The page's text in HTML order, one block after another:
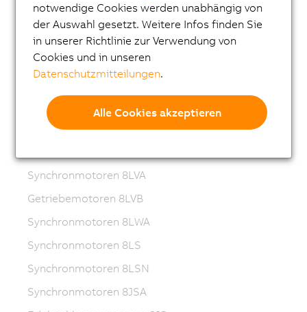
ACOPOSmotor
Frequenzumrichter (VFD)
Synchronmotoren 8LS-4
Synchronmotoren 8MS-4
ACOPOSmotor Compact
Servomotoren 8WSA
Synchronmotoren 8LVA
Getriebemotoren 8LVB
Synchronmotoren 8LWA
Synchronmotoren 8LS
Synchronmotoren 8LSN
Synchronmotoren 8JSA
notwendige Cookies werden unabhängig von
der Auswahl gesetzt. Weitere Infos finden Sie
in unserer Richtlinie zur Verwendung von
Cookies und in unseren
Datenschutzmitteilungen.
Alle Cookies akzeptieren